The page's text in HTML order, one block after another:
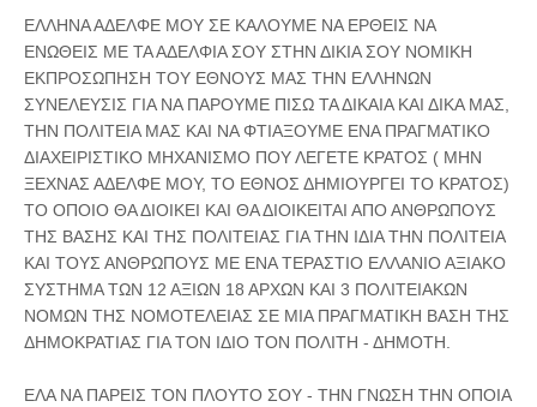
ΕΛΛΗΝΑ ΑΔΕΛΦΕ ΜΟΥ ΣΕ ΚΑΛΟΥΜΕ ΝΑ ΕΡΘΕΙΣ ΝΑ
ΕΝΩΘΕΙΣ ΜΕ ΤΑ ΑΔΕΛΦΙΑ ΣΟΥ ΣΤΗΝ ΔΙΚΙΑ ΣΟΥ ΝΟΜΙΚΗ
ΕΚΠΡΟΣΩΠΗΣΗ ΤΟΥ ΕΘΝΟΥΣ ΜΑΣ ΤΗΝ ΕΛΛΗΝΩΝ
ΣΥΝΕΛΕΥΣΙΣ ΓΙΑ ΝΑ ΠΑΡΟΥΜΕ ΠΙΣΩ ΤΑ ΔΙΚΑΙΑ ΚΑΙ ΔΙΚΑ ΜΑΣ,
ΤΗΝ ΠΟΛΙΤΕΙΑ ΜΑΣ ΚΑΙ ΝΑ ΦΤΙΑΞΟΥΜΕ ΕΝΑ ΠΡΑΓΜΑΤΙΚΟ
ΔΙΑΧΕΙΡΙΣΤΙΚΟ ΜΗΧΑΝΙΣΜΟ ΠΟΥ ΛΕΓΕΤΕ ΚΡΑΤΟΣ ( ΜΗΝ
ΞΕΧΝΑΣ ΑΔΕΛΦΕ ΜΟΥ, ΤΟ ΕΘΝΟΣ ΔΗΜΙΟΥΡΓΕΙ ΤΟ ΚΡΑΤΟΣ)
ΤΟ ΟΠΟΙΟ ΘΑ ΔΙΟΙΚΕΙ ΚΑΙ ΘΑ ΔΙΟΙΚΕΙΤΑΙ ΑΠΟ ΑΝΘΡΩΠΟΥΣ
ΤΗΣ ΒΑΣΗΣ ΚΑΙ ΤΗΣ ΠΟΛΙΤΕΙΑΣ ΓΙΑ ΤΗΝ ΙΔΙΑ ΤΗΝ ΠΟΛΙΤΕΙΑ
ΚΑΙ ΤΟΥΣ ΑΝΘΡΩΠΟΥΣ ΜΕ ΕΝΑ ΤΕΡΑΣΤΙΟ ΕΛΛΑΝΙΟ ΑΞΙΑΚΟ
ΣΥΣΤΗΜΑ ΤΩΝ 12 ΑΞΙΩΝ 18 ΑΡΧΩΝ ΚΑΙ 3 ΠΟΛΙΤΕΙΑΚΩΝ
ΝΟΜΩΝ ΤΗΣ ΝΟΜΟΤΕΛΕΙΑΣ ΣΕ ΜΙΑ ΠΡΑΓΜΑΤΙΚΗ ΒΑΣΗ ΤΗΣ
ΔΗΜΟΚΡΑΤΙΑΣ ΓΙΑ ΤΟΝ ΙΔΙΟ ΤΟΝ ΠΟΛΙΤΗ - ΔΗΜΟΤΗ.
ΕΛΑ ΝΑ ΠΑΡΕΙΣ ΤΟΝ ΠΛΟΥΤΟ ΣΟΥ - ΤΗΝ ΓΝΩΣΗ ΤΗΝ ΟΠΟΙΑ